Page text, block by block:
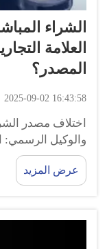
الشراء
العلامة
المصدر؟
2025-09-02 16:43:58
اختلاف مصدر
والوكيل الرسمي:
تشتري منتجات
الذي يتم فيه
عرض المزيد